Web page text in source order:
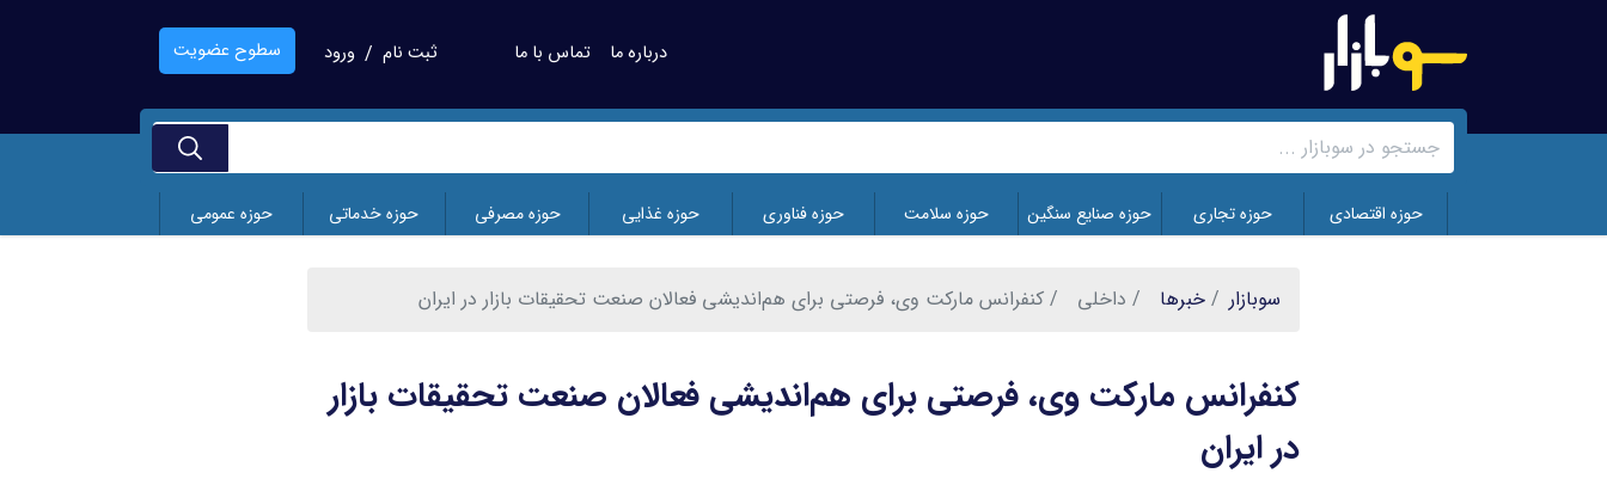
درباره ما تماس با ما ثبت نام / ورود سطوح عضویت
حوزه اقتصادی حوزه تجاری حوزه صنایع سنگین حوزه سلامت حوزه فناوری حوزه غذایی حوزه مصرفی حوزه خدماتی حوزه عمومی
سوبازار خبر‌ها داخلی کنفرانس مارکت وی، فرصتی برای هم‌اندیشی فعالان صنعت تحقیقات بازار در ایران
کنفرانس مارکت وی، فرصتی برای هم‌اندیشی فعالان صنعت تحقیقات بازار
در ایران